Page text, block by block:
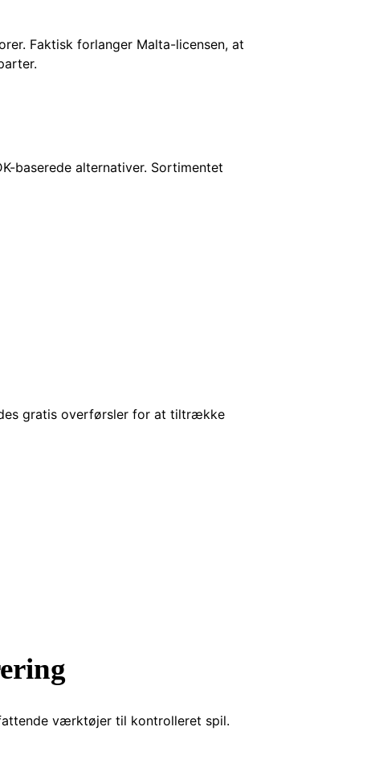
Faktisk forlanger Malta-licensen, at
baserede alternativer. Sortimentet
gratis overførsler for at tiltrække
værktøjer til kontrolleret spil.